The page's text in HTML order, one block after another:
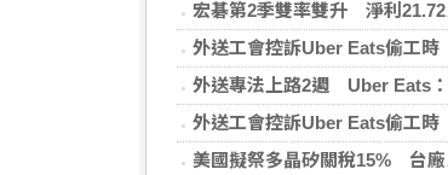
宏碁第2季雙率雙升 淨利21.72億元創疫情後新高
外送工會控訴Uber Eats偷工時 批重疊時間切半算違法
外送專法上路2週 Uber Eats：低報酬者收入增逾18%
外送工會控訴Uber Eats偷工時 批重疊時間切半算違法
美國擬祭多晶矽關稅15% 台廠評估衝擊有限